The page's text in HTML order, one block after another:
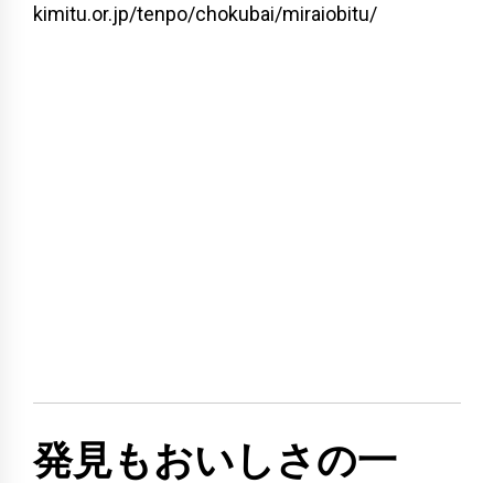
kimitu.or.jp/tenpo/chokubai/miraiobitu/
発見もおいしさの一